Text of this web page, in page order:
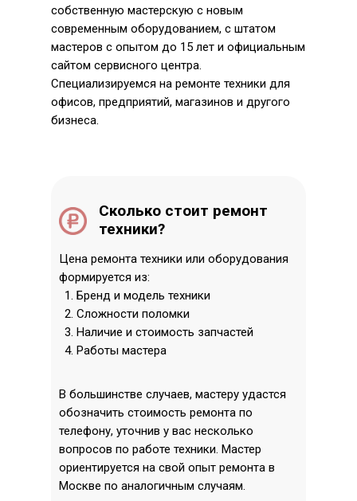
собственную мастерскую с новым
современным оборудованием, с штатом
мастеров с опытом до 15 лет и официальным
сайтом сервисного центра.
Специализируемся на ремонте техники для
офисов, предприятий, магазинов и другого
бизнеса.
Сколько стоит ремонт
техники?
Цена ремонта техники или оборудования
формируется из:
Бренд и модель техники
Сложности поломки
Наличие и стоимость запчастей
Работы мастера
В большинстве случаев, мастеру удастся
обозначить стоимость ремонта по
телефону, уточнив у вас несколько
вопросов по работе техники. Мастер
ориентируется на свой опыт ремонта в
Москве по аналогичным случаям.